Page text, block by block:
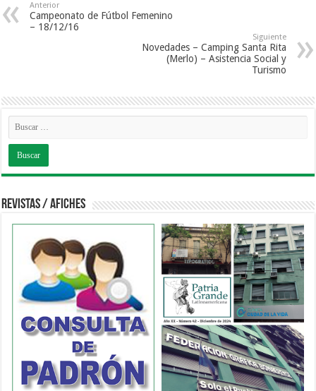
Anterior
Campeonato de Fútbol Femenino
– 18/12/16
Siguiente
Novedades – Camping Santa Rita
(Merlo) – Asistencia Social y
Turismo
Revistas / Afiches